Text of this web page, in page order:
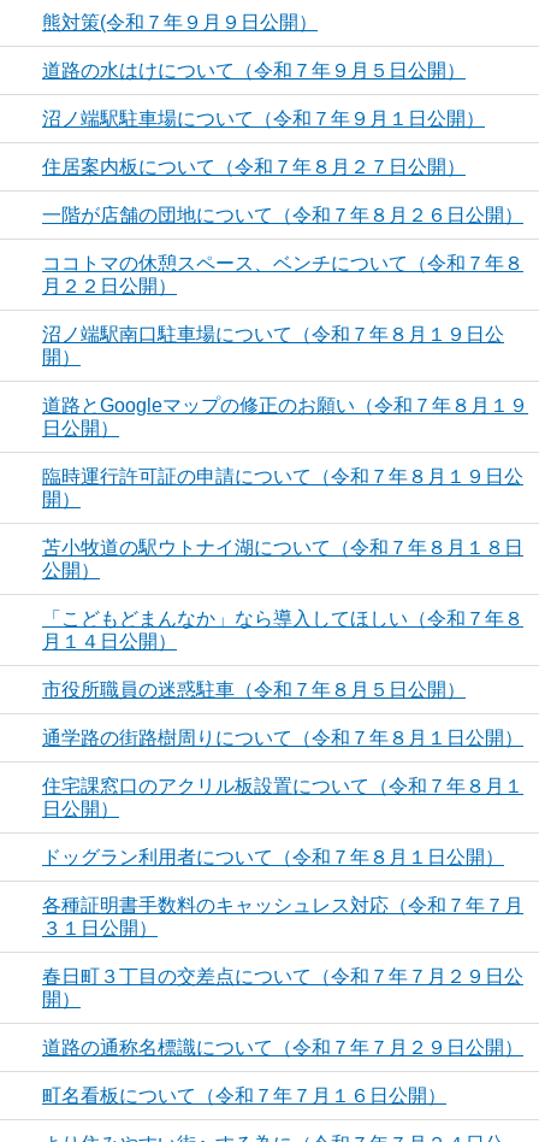
熊対策(令和７年９月９日公開）
道路の水はけについて（令和７年９月５日公開）
沼ノ端駅駐車場について（令和７年９月１日公開）
住居案内板について（令和７年８月２７日公開）
一階が店舗の団地について（令和７年８月２６日公開）
ココトマの休憩スペース、ベンチについて（令和７年８
月２２日公開）
沼ノ端駅南口駐車場について（令和７年８月１９日公
開）
道路とGoogleマップの修正のお願い（令和７年８月１９
日公開）
臨時運行許可証の申請について（令和７年８月１９日公
開）
苫小牧道の駅ウトナイ湖について（令和７年８月１８日
公開）
「こどもどまんなか」なら導入してほしい（令和７年８
月１４日公開）
市役所職員の迷惑駐車（令和７年８月５日公開）
通学路の街路樹周りについて（令和７年８月１日公開）
住宅課窓口のアクリル板設置について（令和７年８月１
日公開）
ドッグラン利用者について（令和７年８月１日公開）
各種証明書手数料のキャッシュレス対応（令和７年７月
３１日公開）
春日町３丁目の交差点について（令和７年７月２９日公
開）
道路の通称名標識について（令和７年７月２９日公開）
町名看板について（令和７年７月１６日公開）